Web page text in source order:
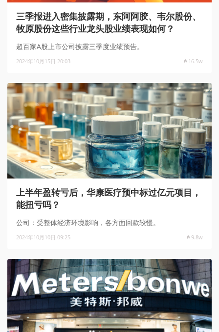
三季报进入密集披露期，东阿阿胶、韦尔股份、
牧原股份这些行业龙头股业绩表现如何？
超百家A股上市公司披露三季度业绩预告。
2024年10月15日 20:03 16.5w
上半年盈转亏后，华康医疗预中标过亿元项目，
能扭亏吗？
公司：受整体经济环境影响，各方面回款较慢。
2024年10月10日 09:25 9.8w